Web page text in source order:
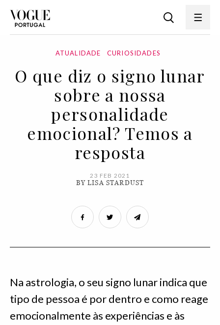
ATUALIDADE CURIOSIDADES
O que diz o signo lunar
sobre a nossa
personalidade
emocional? Temos a
resposta
23 FEB 2021
BY LISA STARDUST
Na astrologia, o seu signo lunar indica que
tipo de pessoa é por dentro e como reage
emocionalmente às experiências e às